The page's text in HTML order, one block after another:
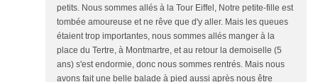
petits. Nous sommes allés à la Tour Eiffel, Notre petite-fille est
tombée amoureuse et ne rêve que d'y aller. Mais les queues
étaient trop importantes, nous sommes allés manger à la
place du Tertre, à Montmartre, et au retour la demoiselle (5
ans) s'est endormie, donc nous sommes rentrés. Mais nous
avons fait une belle balade à pied aussi après nous être